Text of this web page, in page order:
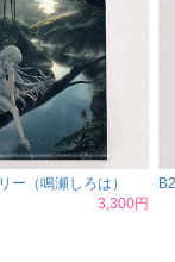
ー（鳴瀬しろは）
3,300円